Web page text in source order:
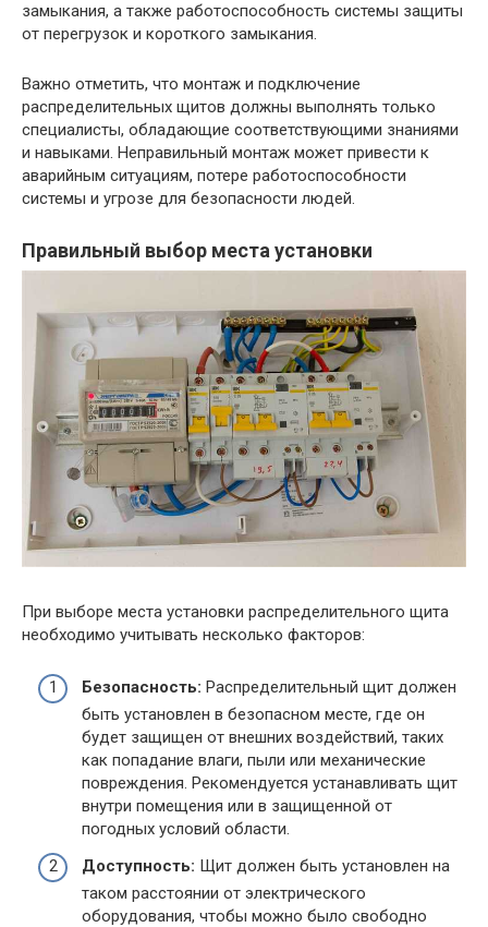
замыкания, а также работоспособность системы защиты
от перегрузок и короткого замыкания.
Важно отметить, что монтаж и подключение
распределительных щитов должны выполнять только
специалисты, обладающие соответствующими знаниями
и навыками. Неправильный монтаж может привести к
аварийным ситуациям, потере работоспособности
системы и угрозе для безопасности людей.
Правильный выбор места установки
При выборе места установки распределительного щита
необходимо учитывать несколько факторов:
Безопасность: Распределительный щит должен
быть установлен в безопасном месте, где он
будет защищен от внешних воздействий, таких
как попадание влаги, пыли или механические
повреждения. Рекомендуется устанавливать щит
внутри помещения или в защищенной от
погодных условий области.
Доступность: Щит должен быть установлен на
таком расстоянии от электрического
оборудования, чтобы можно было свободно